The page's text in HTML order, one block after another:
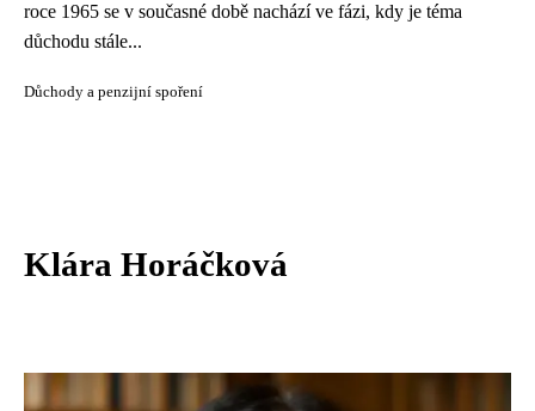
roce 1965 se v současné době nachází ve fázi, kdy je téma
důchodu stále...
Důchody a penzijní spoření
Klára Horáčková